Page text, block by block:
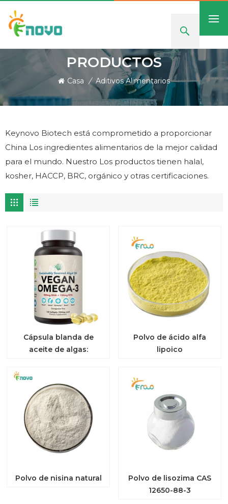
PRODUCTOS
Casa / Aditivos Alimentarios
Keynovo Biotech está comprometido a proporcionar
China Los ingredientes alimentarios de la mejor calidad
para el mundo. Nuestro Los productos tienen halal,
kosher, HACCP, BRC, orgánico y otras certificaciones.
Cápsula blanda de
aceite de algas:
OEM
Polvo de ácido alfa
lipoico
Polvo de nisina natural
Polvo de lisozima CAS
12650-88-3